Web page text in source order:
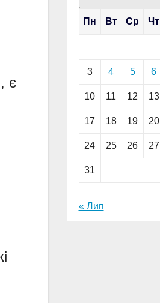
є
Пн Вт Ср Чт
3 4 5 6
10 11 12 13
17 18 19 20
24 25 26 27
31
« Лип